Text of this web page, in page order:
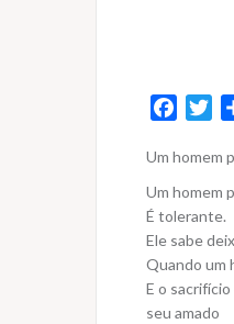
c
e
b
o
o
k
i
t
t
e
r
Um homem
Um homem
É tolerante.
Ele sabe
Quando um
E o
seu amado